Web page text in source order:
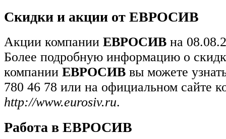
Скидки и акции от ЕВРОСИВ
Акции компании ЕВРОСИВ на
Более подробную информацию о
компании ЕВРОСИВ вы можете
780 46 78 или на официальном сайте
http://www.eurosiv.ru.
Работа в ЕВРОСИВ